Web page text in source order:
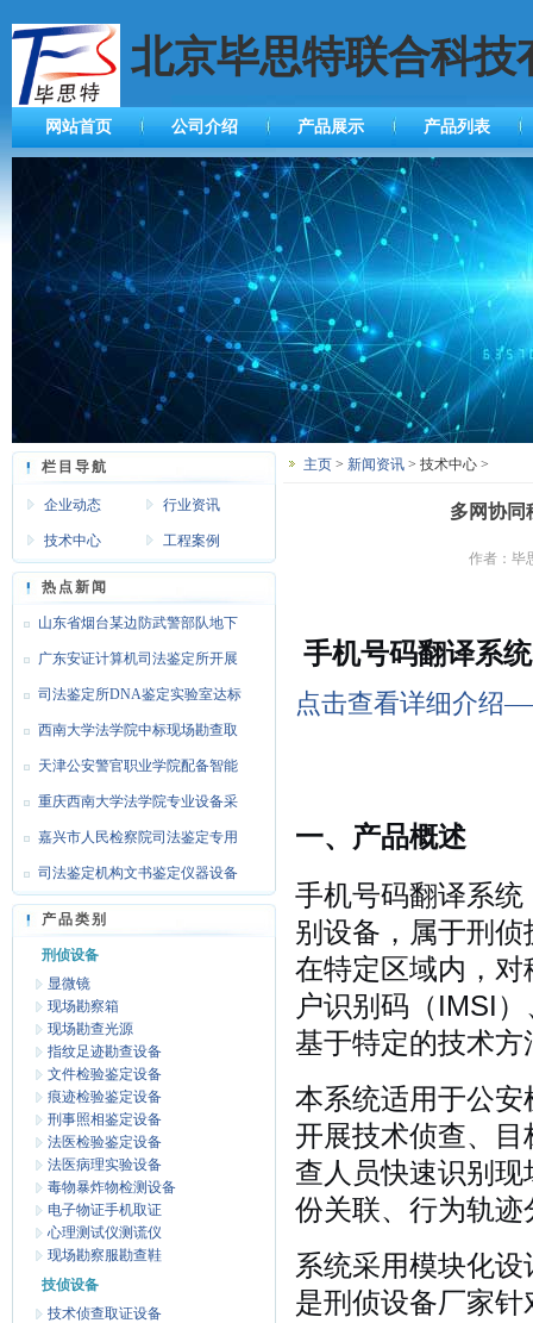
北京毕思特联合科技
网站首页 公司介绍 产品展示 产品列表
栏目导航
企业动态 行业资讯
技术中心 工程案例
热点新闻
山东省烟台某边防武警部队地下
靶场广东安证计算机司法鉴定所开展
文检司法鉴定所DNA鉴定实验室达标
设备西南大学法学院中标现场勘查取
证设天津公安警官职业学院配备智能
枪支重庆西南大学法学院专业设备采
购 嘉兴市人民检察院司法鉴定专用
设备司法鉴定机构文书鉴定仪器设备
达标
产品类别
刑侦设备
显微镜
现场勘察箱
现场勘查光源
指纹足迹勘查设备
文件检验鉴定设备
痕迹检验鉴定设备
刑事照相鉴定设备
法医检验鉴定设备
法医病理实验设备
毒物暴炸物检测设备
电子物证手机取证
心理测试仪测谎仪
现场勘察服勘查鞋
技侦设备
技术侦查取证设备
主页 > 新闻资讯 > 技术中心 >
多网协同
作者：毕
手机号码翻译系
点击查看详细介绍
一、产品概述
手机号码翻译系
别设备，属于刑
在特定区域内，
户识别码（IMSI
基于特定的技术
本系统适用于公
开展技术侦查、
查人员快速识别
份关联、行为轨
系统采用模块化
是刑侦设备厂家